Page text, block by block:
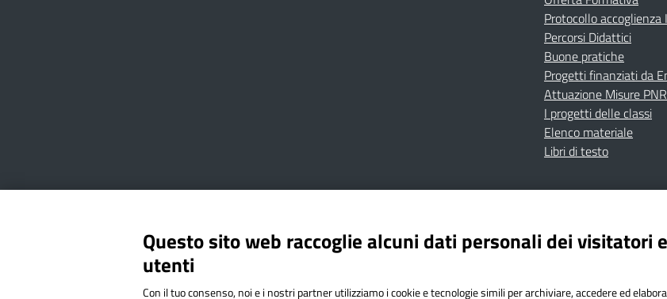
Protocollo accoglienza
Percorsi Didattici
Buone pratiche
Progetti finanziati da
Attuazione Misure
I progetti delle classi
Elenco materiale
Libri di testo
Amministrazione TrasparenteAlbo onlinePrivacy PolicyDichiarazione di accessibilitàContattiNote Legali
Via Cesare Bollea n. 3 - 10064 Bricherasio (TO) | P.E.O.:
Questo sito web raccoglie alcuni dati personali dei visitatori e
utenti
Con il tuo consenso, noi e i nostri partner utilizziamo i cookie e tecnologie simili per archiviare, accedere ed